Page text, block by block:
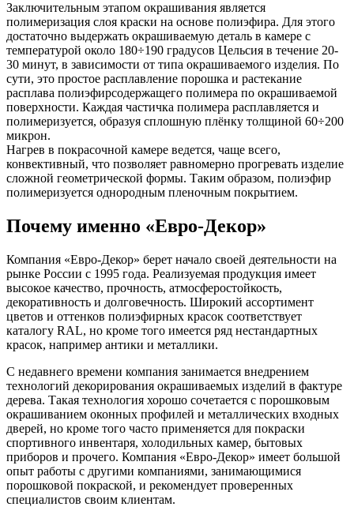
Заключительным этапом окрашивания является
полимеризация слоя краски на основе полиэфира. Для этого
достаточно выдержать окрашиваемую деталь в камере с
температурой около 180÷190 градусов Цельсия в течение 20-
30 минут, в зависимости от типа окрашиваемого изделия. По
сути, это простое расплавление порошка и растекание
расплава полиэфирсодержащего полимера по окрашиваемой
поверхности. Каждая частичка полимера расплавляется и
полимеризуется, образуя сплошную плёнку толщиной 60÷200
микрон.
Нагрев в покрасочной камере ведется, чаще всего,
конвективный, что позволяет равномерно прогревать изделие
сложной геометрической формы. Таким образом, полиэфир
полимеризуется однородным пленочным покрытием.
Почему именно «Евро-Декор»
Компания «Евро-Декор» берет начало своей деятельности на
рынке России с 1995 года. Реализуемая продукция имеет
высокое качество, прочность, атмосферостойкость,
декоративность и долговечность. Широкий ассортимент
цветов и оттенков полиэфирных красок соответствует
каталогу RAL, но кроме того имеется ряд нестандартных
красок, например антики и металлики.
С недавнего времени компания занимается внедрением
технологий декорирования окрашиваемых изделий в фактуре
дерева. Такая технология хорошо сочетается с порошковым
окрашиванием оконных профилей и металлических входных
дверей, но кроме того часто применяется для покраски
спортивного инвентаря, холодильных камер, бытовых
приборов и прочего. Компания «Евро-Декор» имеет большой
опыт работы с другими компаниями, занимающимися
порошковой покраской, и рекомендует проверенных
специалистов своим клиентам.